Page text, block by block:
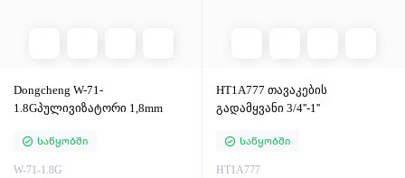
Dongcheng W-71-
1.8Gპულივიზატორი 1,8mm
Საწყობში
W-71-1.8G
HT1A777 თავაკების
გადამყვანი 3/4''-1''
Საწყობში
HT1A777